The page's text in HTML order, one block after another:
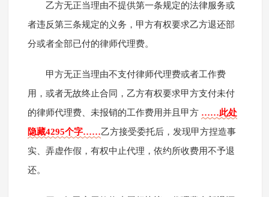
乙方无正当理由不提供第一条规定的法律服务或
者违反第三条规定的义务，甲方有权要求乙方退还部
分或者全部已付的律师代理费。
甲方无正当理由不支付律师代理费或者工作费
用，或者无故终止合同，乙方有权要求甲方支付未付
的律师代理费、未报销的工作费用并且甲方 ……此处
隐藏4295个字……乙方接受委托后，发现甲方捏造事
实、弄虚作假，有权中止代理，依约所收费用不予退
还。